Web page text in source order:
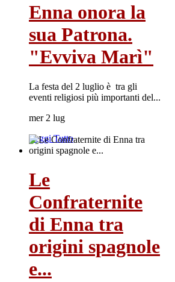
Enna onora la
sua Patrona.
"Evviva Marì"
La festa del 2 luglio è tra gli
eventi religiosi più importanti del...
mer 2 lug
Leggi Tutto
Le
Confraternite
di Enna tra
origini spagnole
e...